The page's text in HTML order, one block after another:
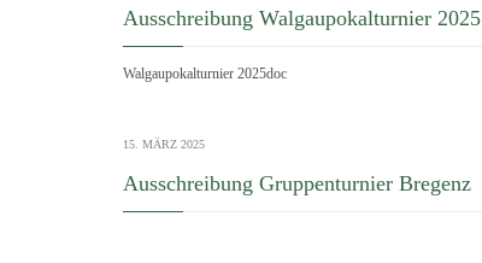
Ausschreibung Walgaupokalturnier 2025
Walgaupokalturnier 2025doc
15. MÄRZ 2025
Ausschreibung Gruppenturnier Bregenz